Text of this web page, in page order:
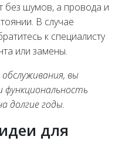
без шумов, а провода и
В случае
к специалисту
или замены.
вы
долгие годы.
для